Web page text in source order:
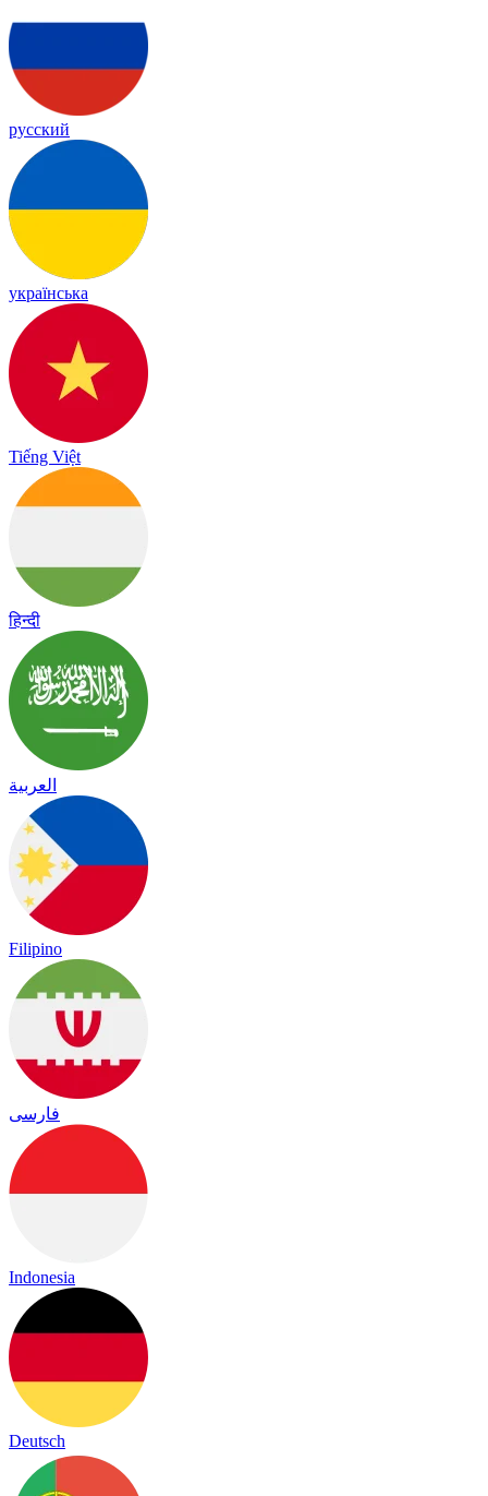
русский
українська
Tiếng Việt
हिन्दी
العربية
Filipino
فارسی
Indonesia
Deutsch